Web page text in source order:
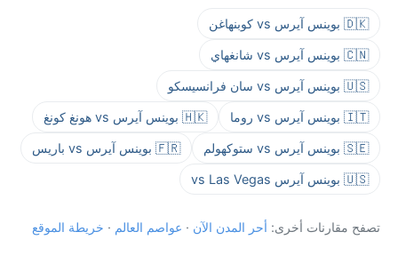
🇩🇰 بوينس آيرس vs كوبنهاغن
🇨🇳 بوينس آيرس vs شانغهاي
🇺🇸 بوينس آيرس vs سان فرانسيسكو
🇮🇹 بوينس آيرس vs روما 🇭🇰 بوينس آيرس vs هونغ كونغ
🇸🇪 بوينس آيرس vs ستوكهولم 🇫🇷 بوينس آيرس vs باريس
🇺🇸 بوينس آيرس vs Las Vegas
تصفح مقارنات أخرى: أحر المدن الآن · عواصم العالم · خريطة الموقع